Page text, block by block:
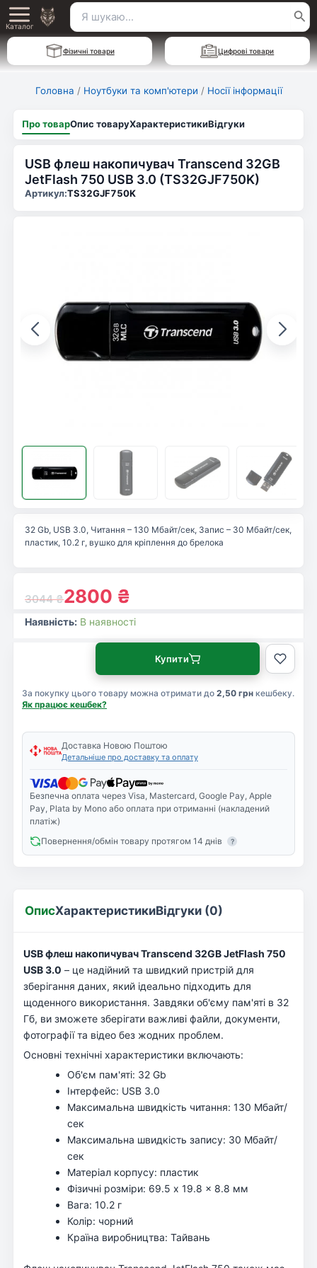
Перейти
до
вмісту
Main
Menu
Каталог
Пошук
для:
Фізичні товари Цифрові товари
Головна / Ноутбуки та комп'ютери / Носії інформації
Про товарОпис товаруХарактеристикиВідгуки
USB флеш накопичувач Transcend 32GB
JetFlash 750 USB 3.0 (TS32GJF750K)
Артикул:TS32GJF750K
3044₴2800 ₴
32 Gb, USB 3.0, Читання – 130 Мбайт/сек, Запис – 30 Мбайт/сек,
пластик, 10.2 г, вушко для кріплення до брелока
Наявність: В наявності
За покупку цього товару можна отримати до 2,50 грн кешбеку.
Як працює кешбек?
Купити
Доставка Новою Поштою
Детальніше про доставку та оплату
Безпечна оплата через Visa, Mastercard, Google Pay, Apple
Pay, Plata by Mono або оплата при отриманні (накладений
платіж)
Повернення/обмін товару протягом 14 днів
?
ОписХарактеристикиВідгуки (0)
USB флеш накопичувач Transcend 32GB JetFlash 750
USB 3.0 – це надійний та швидкий пристрій для
зберігання даних, який ідеально підходить для
щоденного використання. Завдяки об'єму пам'яті в 32
Гб, ви зможете зберігати важливі файли, документи,
фотографії та відео без жодних проблем.
Основні технічні характеристики включають:
Об'єм пам'яті: 32 Gb
Інтерфейс: USB 3.0
Максимальна швидкість читання: 130 Мбайт/
сек
Максимальна швидкість запису: 30 Мбайт/
сек
Матеріал корпусу: пластик
Фізичні розміри: 69.5 x 19.8 x 8.8 мм
Вага: 10.2 г
Колір: чорний
Країна виробництва: Тайвань